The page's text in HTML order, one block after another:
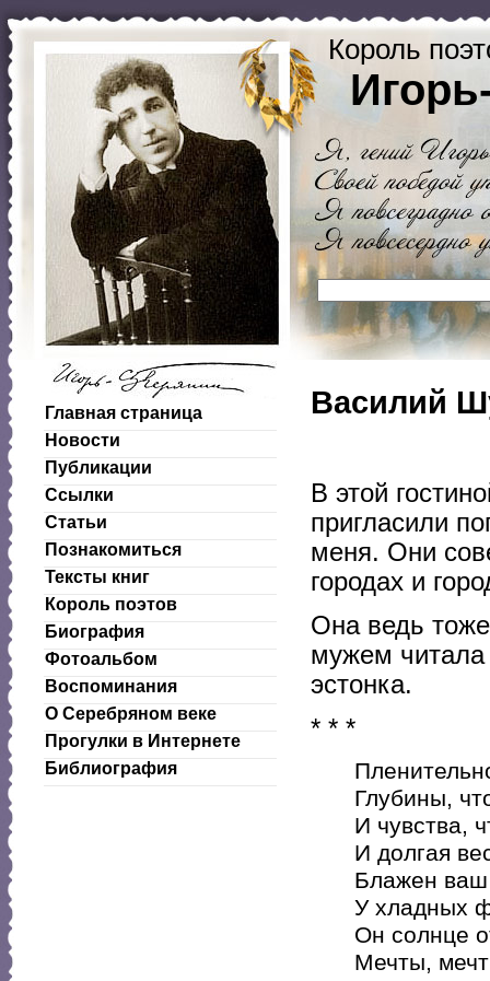
Король
Главная страница
Новости
Публикации
Ссылки
Статьи
Познакомиться
Тексты книг
Король поэтов
Биография
Фотоальбом
Воспоминания
О Серебряном веке
Прогулки в Интернете
Библиография
Василий
В этой
пригласили
меня. Они
городах и
Она ведь
мужем читала
эстонка.
* * *
Глубины,
И чувства,
И долгая
Блажен ваш
У хладных
Он солнце
Мечты,